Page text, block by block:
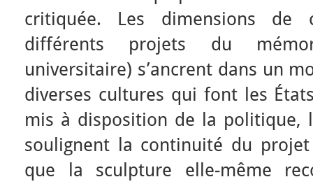
critiquée. Les dimensions
différents projets du
universitaire) s’ancrent dans un
diverses cultures qui font les
mis à disposition de la politique,
soulignent la continuité du
que la sculpture elle-même